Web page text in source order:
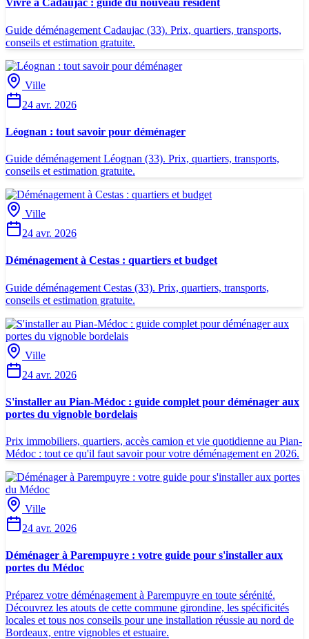
Vivre à Cadaujac : guide du nouveau résident
Guide déménagement Cadaujac (33). Prix, quartiers, transports,
conseils et estimation gratuite.
Ville
24 avr. 2026
Léognan : tout savoir pour déménager
Guide déménagement Léognan (33). Prix, quartiers, transports,
conseils et estimation gratuite.
Ville
24 avr. 2026
Déménagement à Cestas : quartiers et budget
Guide déménagement Cestas (33). Prix, quartiers, transports,
conseils et estimation gratuite.
Ville
24 avr. 2026
S'installer au Pian-Médoc : guide complet pour déménager aux
portes du vignoble bordelais
Prix immobiliers, quartiers, accès camion et vie quotidienne au Pian-
Médoc : tout ce qu'il faut savoir pour votre déménagement en 2026.
Ville
24 avr. 2026
Déménager à Parempuyre : votre guide pour s'installer aux
portes du Médoc
Préparez votre déménagement à Parempuyre en toute sérénité.
Découvrez les atouts de cette commune girondine, les spécificités
locales et tous nos conseils pour une installation réussie au nord de
Bordeaux, entre vignobles et estuaire.